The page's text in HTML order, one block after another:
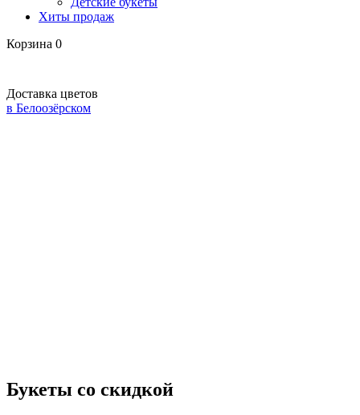
Хиты продаж
Корзина 0
Доставка цветов
в Белоозёрском
Букеты со скидкой